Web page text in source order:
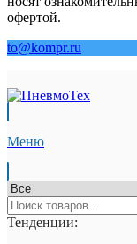
офертой.
to@kompr.ru
Меню
Тенденции: